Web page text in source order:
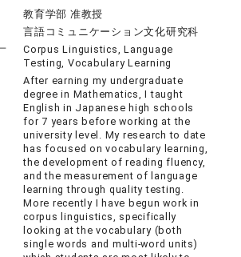
教育学部 准教授
言語コミュニケーション文化研究科
Corpus Linguistics, Language
Testing, Vocabulary Learning
After earning my undergraduate
degree in Mathematics, I taught
English in Japanese high schools
for 7 years before working at the
university level. My research to date
has focused on vocabulary learning,
the development of reading fluency,
and the measurement of language
learning through quality testing.
More recently I have begun work in
corpus linguistics, specifically
looking at the vocabulary (both
single words and multi-word units)